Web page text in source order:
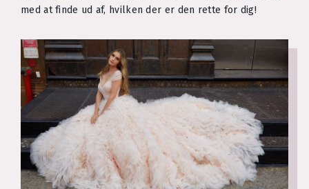
med at finde ud af, hvilken der er den rette for dig!